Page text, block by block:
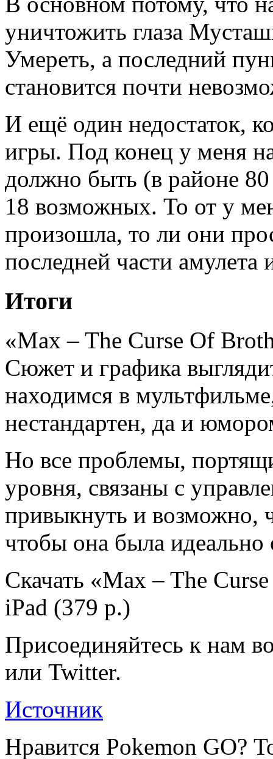
уничтожить глаза
Умереть, а последний
становится почти
И ещё один недостаток,
игры. Под конец у меня
должно быть (в районе 80
18 возможных. То от у
произошла, то ли они
последней части амулета
Итоги
«Max – The Curse Of
Сюжет и графика
находимся в
нестандартен, да и
Но все проблемы,
уровня, связаны с
привыкнуть и возможно,
чтобы она была идеально
Скачать «Max – The
iPad (379 р.)
Присоединяйтесь к нам
или Twitter.
Источник
Нравится Pokemon GO?